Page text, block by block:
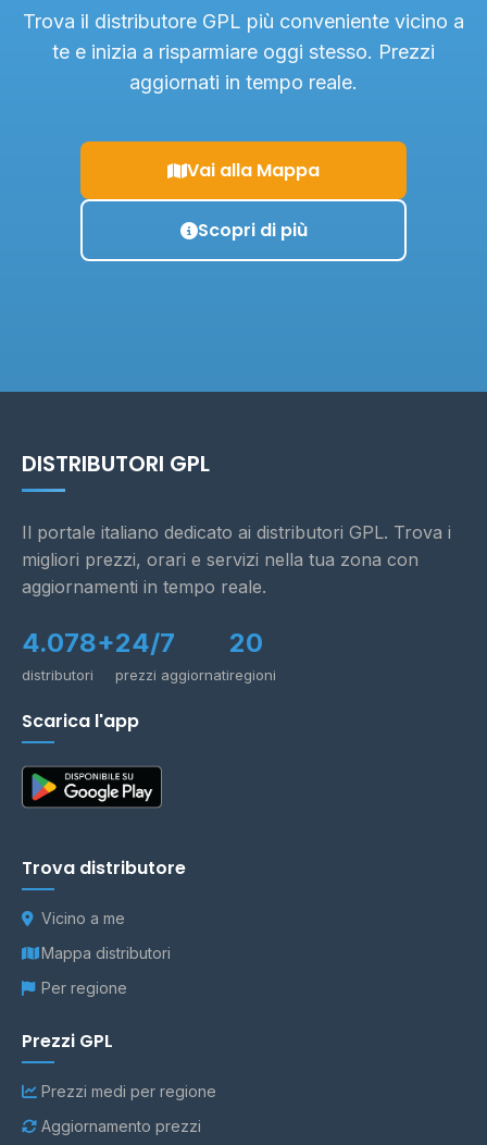
Trova il distributore GPL più conveniente vicino a
te e inizia a risparmiare oggi stesso. Prezzi
aggiornati in tempo reale.
Vai alla Mappa
Scopri di più
DISTRIBUTORI GPL
Il portale italiano dedicato ai distributori GPL. Trova i
migliori prezzi, orari e servizi nella tua zona con
aggiornamenti in tempo reale.
4.078+
distributori
24/7
prezzi aggiornati
20
regioni
Scarica l'app
Trova distributore
Vicino a me
Mappa distributori
Per regione
Prezzi GPL
Prezzi medi per regione
Aggiornamento prezzi